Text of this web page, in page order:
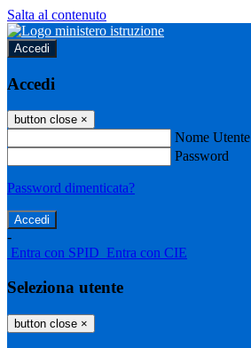
Salta al contenuto
Accedi
Accedi
button close ×
Nome Utente
Password
Password dimenticata?
-
Entra con SPID Entra con CIE
Seleziona utente
button close ×